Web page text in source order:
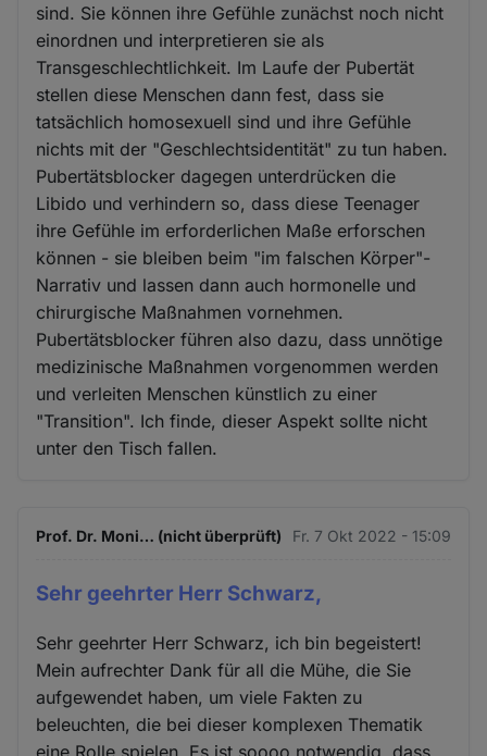
sind. Sie können ihre Gefühle zunächst noch nicht
einordnen und interpretieren sie als
Transgeschlechtlichkeit. Im Laufe der Pubertät
stellen diese Menschen dann fest, dass sie
tatsächlich homosexuell sind und ihre Gefühle
nichts mit der "Geschlechtsidentität" zu tun haben.
Pubertätsblocker dagegen unterdrücken die
Libido und verhindern so, dass diese Teenager
ihre Gefühle im erforderlichen Maße erforschen
können - sie bleiben beim "im falschen Körper"-
Narrativ und lassen dann auch hormonelle und
chirurgische Maßnahmen vornehmen.
Pubertätsblocker führen also dazu, dass unnötige
medizinische Maßnahmen vorgenommen werden
und verleiten Menschen künstlich zu einer
"Transition". Ich finde, dieser Aspekt sollte nicht
unter den Tisch fallen.
Prof. Dr. Moni… (nicht überprüft) Fr. 7 Okt 2022 - 15:09
Sehr geehrter Herr Schwarz,
Sehr geehrter Herr Schwarz, ich bin begeistert!
Mein aufrechter Dank für all die Mühe, die Sie
aufgewendet haben, um viele Fakten zu
beleuchten, die bei dieser komplexen Thematik
eine Rolle spielen. Es ist soooo notwendig, dass